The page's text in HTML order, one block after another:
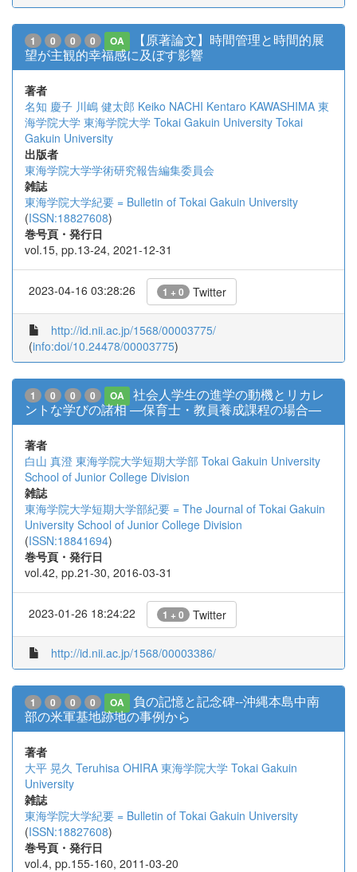
1 0 0 0 OA
【原著論文】時間管理と時間的展
望が主観的幸福感に及ぼす影響
著者
名知 慶子 川嶋 健太郎 Keiko NACHI Kentaro KAWASHIMA 東
海学院大学 東海学院大学 Tokai Gakuin University Tokai
Gakuin University
出版者
東海学院大学学術研究報告編集委員会
雑誌
東海学院大学紀要 = Bulletin of Tokai Gakuin University
(ISSN:18827608)
巻号頁・発行日
vol.15, pp.13-24, 2021-12-31
2023-04-16 03:28:26 1 + 0 Twitter
http://id.nii.ac.jp/1568/00003775/
(info:doi/10.24478/00003775)
1 0 0 0 OA
社会人学生の進学の動機とリカレ
ントな学びの諸相 ―保育士・教員養成課程の場合―
著者
白山 真澄 東海学院大学短期大学部 Tokai Gakuin University
School of Junior College Division
雑誌
東海学院大学短期大学部紀要 = The Journal of Tokai Gakuin
University School of Junior College Division
(ISSN:18841694)
巻号頁・発行日
vol.42, pp.21-30, 2016-03-31
2023-01-26 18:24:22 1 + 0 Twitter
http://id.nii.ac.jp/1568/00003386/
1 0 0 0 OA
負の記憶と記念碑--沖縄本島中南
部の米軍基地跡地の事例から
著者
大平 晃久 Teruhisa OHIRA 東海学院大学 Tokai Gakuin
University
雑誌
東海学院大学紀要 = Bulletin of Tokai Gakuin University
(ISSN:18827608)
巻号頁・発行日
vol.4, pp.155-160, 2011-03-20